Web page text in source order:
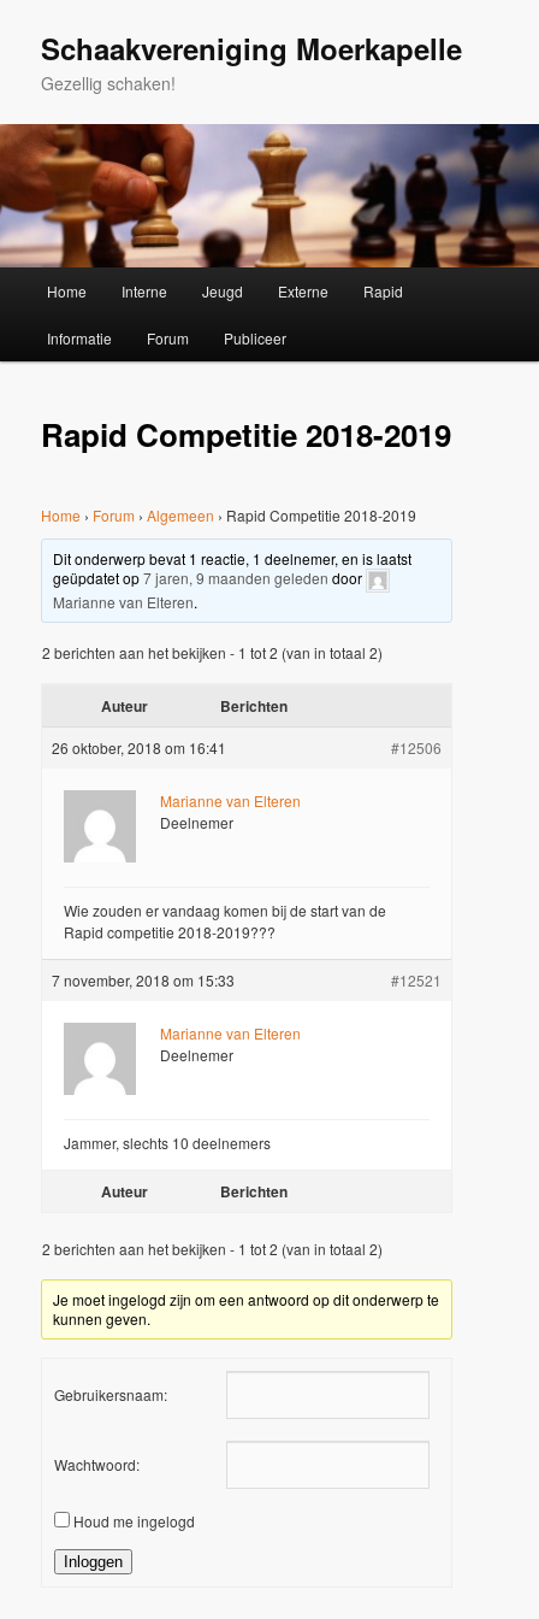
primaire
Schaakvereniging Moerkapelle
Gezellig schaken!
Home Interne Jeugd Externe Rapid
Informatie Forum Publiceer
Rapid Competitie 2018-2019
Home › Forum › Algemeen › Rapid Competitie 2018-2019
Dit onderwerp bevat 1 reactie, 1 deelnemer, en is laatst
geüpdatet op7 jaren, 9 maanden geleden door
Marianne van Elteren.
2 berichten aan het bekijken - 1 tot 2 (van in totaal 2)
Auteur Berichten
26 oktober, 2018 om 16:41 #12506
Marianne van Elteren
Deelnemer
Wie zouden er vandaag komen bij de start van de
Rapid competitie 2018-2019???
7 november, 2018 om 15:33 #12521
Marianne van Elteren
Deelnemer
Jammer, slechts 10 deelnemers
Auteur Berichten
2 berichten aan het bekijken - 1 tot 2 (van in totaal 2)
Je moet ingelogd zijn om een antwoord op dit onderwerp te
kunnen geven.
Gebruikersnaam:
Wachtwoord:
Houd me ingelogd
Inloggen